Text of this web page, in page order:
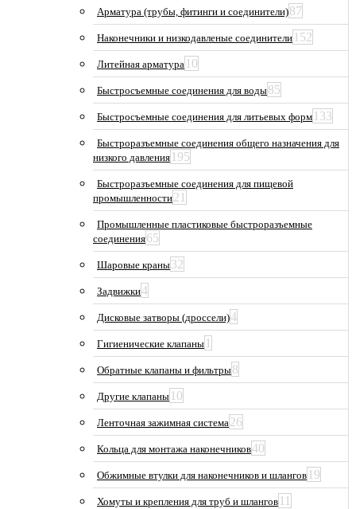
Арматура (трубы, фитинги и соединители)87
Наконечники и низкодавленые соединители 152
Литейная арматура 10
Быстросъемные соединения для воды85
Быстросъемные соединения для литьевых форм 133
Быстроразъемные соединения общего назначения для
низкого давления 195
Быстроразъемные соединения для пищевой
промышленности21
Промышленные пластиковые быстроразъемные
соединения65
Шаровые краны32
Задвижки4
Дисковые затворы (дроссели)4
Гигиенические клапаны 1
Обратные клапаны и фильтры8
Другие клапаны 10
Ленточная зажимная система26
Кольца для монтажа наконечников40
Обжимные втулки для наконечников и шлангов 19
Хомуты и крепления для труб и шлангов 11